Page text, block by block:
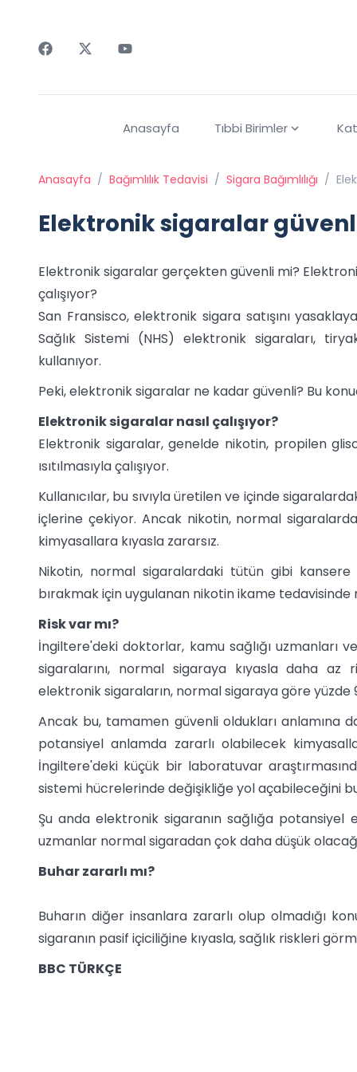
Anasayfa Tıbbi Birimler
Anasayfa / Bağımlılık Tedavisi / Sigara Bağımlılığı /
Elektronik sigaralar
Elektronik sigaralar gerçekten güvenli mi?
çalışıyor?
San Fransisco, elektronik sigara satışını
Sağlık Sistemi (NHS) elektronik sigaraları,
kullanıyor.
Peki, elektronik sigaralar ne kadar güvenli? Bu
Elektronik sigaralar nasıl çalışıyor?
Elektronik sigaralar, genelde nikotin, propilen
ısıtılmasıyla çalışıyor.
Kullanıcılar, bu sıvıyla üretilen ve içinde
içlerine çekiyor. Ancak nikotin, normal
kimyasallara kıyasla zararsız.
Nikotin, normal sigaralardaki tütün gibi kansere
bırakmak için uygulanan nikotin ikame tedavisinde
Risk var mı?
İngiltere'deki doktorlar, kamu sağlığı uzmanları
sigaralarını, normal sigaraya kıyasla daha az
elektronik sigaraların, normal sigaraya göre yüzde
Ancak bu, tamamen güvenli oldukları anlamına
potansiyel anlamda zararlı olabilecek
İngiltere'deki küçük bir laboratuvar
sistemi hücrelerinde değişikliğe yol açabileceğini
Şu anda elektronik sigaranın sağlığa
uzmanlar normal sigaradan çok daha düşük
Buhar zararlı mı?
Buharın diğer insanlara zararlı olup olmadığı
sigaranın pasif içiciliğine kıyasla, sağlık riskleri
BBC TÜRKÇE